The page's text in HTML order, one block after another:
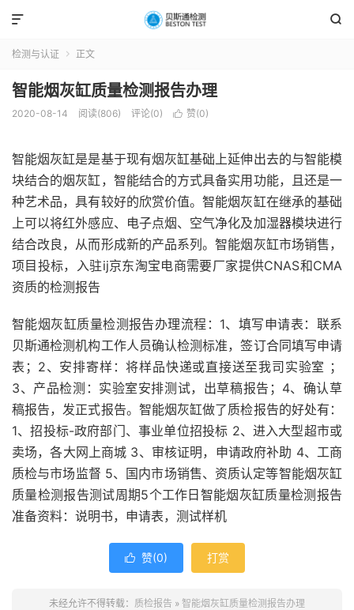


检测与认证  正文
智能烟灰缸质量检测报告办理
2020-08-14 阅读(806) 评论(0)  赞(0)
智能烟灰缸是是基于现有烟灰缸基础上延伸出去的与智能模
块结合的烟灰缸，智能结合的方式具备实用功能，且还是一
种艺术品，具有较好的欣赏价值。智能烟灰缸在继承的基础
上可以将红外感应、电子点烟、空气净化及加湿器模块进行
结合改良，从而形成新的产品系列。智能烟灰缸市场销售，
项目投标，入驻ij京东淘宝电商需要厂家提供CNAS和CMA
资质的检测报告
智能烟灰缸质量检测报告办理流程：1、填写申请表：联系
贝斯通检测机构工作人员确认检测标准，签订合同填写申请
表；2、安排寄样：将样品快递或直接送至我司实验室 ；
3、产品检测：实验室安排测试，出草稿报告；4、确认草
稿报告，发正式报告。智能烟灰缸做了质检报告的好处有：
1、招投标-政府部门、事业单位招投标 2、进入大型超市或
卖场，各大网上商城 3、审核证明，申请政府补助 4、工商
质检与市场监督 5、国内市场销售、资质认定等智能烟灰缸
质量检测报告测试周期5个工作日智能烟灰缸质量检测报告
准备资料：说明书，申请表，测试样机
 赞(0) 打赏
未经允许不得转载： 质检报告 » 智能烟灰缸质量检测报告办理